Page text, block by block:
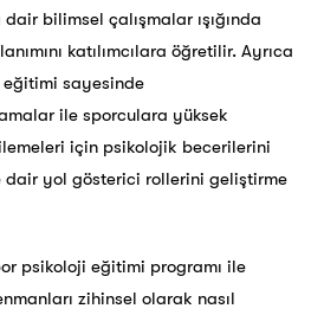
bilimsel çalışmalar ışığında
katılımcılara öğretilir. Ayrıca
sayesinde
ile sporculara yüksek
için psikolojik becerilerini
dair yol gösterici rollerini geliştirme
psikoloji eğitimi programı ile
zihinsel olarak nasıl